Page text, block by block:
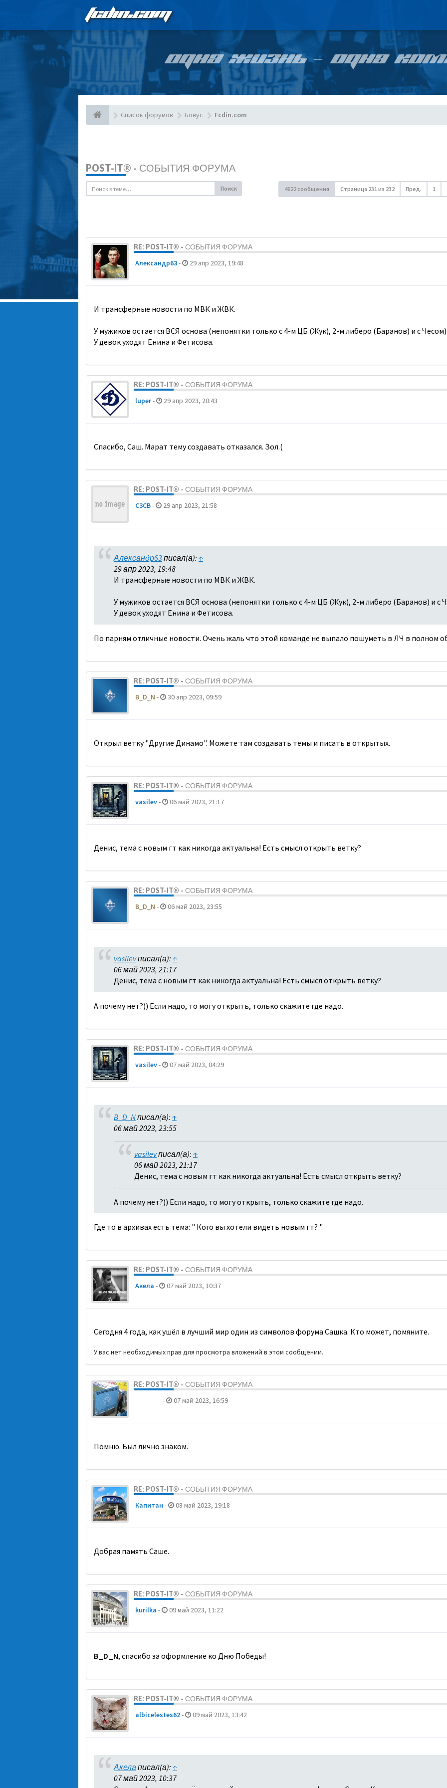
FCDIN.COM
ОДНА ЖИЗНЬ – ОДНА
Список форумов Бонус Fcdin.com
POST-IT® - СОБЫТИЯ ФОРУМА
Поиск 4622 сообщения Страница 231из 232 Пред. 1
RE: POST-IT® - СОБЫТИЯ ФОРУМА
Александр63- 29 апр 2023, 19:48
И трансферные новости по МВК и ЖВК.
У мужиков остается ВСЯ основа (непонятки только с 4-м ЦБ (Жук), 2-м либеро (Баранов) и с Чесом)
У девок уходят Енина и Фетисова.
RE: POST-IT® - СОБЫТИЯ ФОРУМА
luper- 29 апр 2023, 20:43
Спасибо, Саш. Марат тему создавать отказался. Зол.(
RE: POST-IT® - СОБЫТИЯ ФОРУМА
C3CB- 29 апр 2023, 21:58
Александр63писал(а): ↑
29 апр 2023, 19:48
И трансферные новости по МВК и ЖВК.
У мужиков остается ВСЯ основа (непонятки только с 4-м ЦБ (Жук), 2-м либеро (Баранов) и с
У девок уходят Енина и Фетисова.
По парням отличные новости. Очень жаль что этой команде не выпало пошуметь в ЛЧ в полном
RE: POST-IT® - СОБЫТИЯ ФОРУМА
B_D_N - 30 апр 2023, 09:59
Открыл ветку "Другие Динамо". Можете там создавать темы и писать в открытых.
RE: POST-IT® - СОБЫТИЯ ФОРУМА
vasilev- 06 май 2023, 21:17
Денис, тема с новым гт как никогда актуальна! Есть смысл открыть ветку?
RE: POST-IT® - СОБЫТИЯ ФОРУМА
B_D_N - 06 май 2023, 23:55
vasilevписал(а): ↑
06 май 2023, 21:17
Денис, тема с новым гт как никогда актуальна! Есть смысл открыть ветку?
А почему нет?)) Если надо, то могу открыть, только скажите где надо.
RE: POST-IT® - СОБЫТИЯ ФОРУМА
vasilev- 07 май 2023, 04:29
B_D_Nписал(а): ↑
06 май 2023, 23:55
vasilevписал(а): ↑
06 май 2023, 21:17
Денис, тема с новым гт как никогда актуальна! Есть смысл открыть ветку?
А почему нет?)) Если надо, то могу открыть, только скажите где надо.
Где то в архивах есть тема: " Кого вы хотели видеть новым гт? "
RE: POST-IT® - СОБЫТИЯ ФОРУМА
Акела - 07 май 2023, 10:37
Сегодня 4 года, как ушёл в лучший мир один из символов форума Сашка. Кто может, помяните.
У вас нет необходимых прав для просмотра вложений в этом сообщении.
RE: POST-IT® - СОБЫТИЯ ФОРУМА
- 07 май 2023, 16:59
Помню. Был лично знаком.
RE: POST-IT® - СОБЫТИЯ ФОРУМА
Кaпитaн - 08 май 2023, 19:18
Добрая память Саше.
RE: POST-IT® - СОБЫТИЯ ФОРУМА
kurilka - 09 май 2023, 11:22
B_D_N, спасибо за оформление ко Дню Победы!
RE: POST-IT® - СОБЫТИЯ ФОРУМА
albicelestes62- 09 май 2023, 13:42
Акелаписал(а): ↑
07 май 2023, 10:37